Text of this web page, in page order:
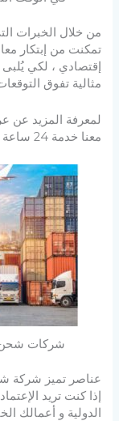
من خلال الخبرات
تمكنت من إبتكار
إقتصادي ، لكي
مثالية تفوق
لمعرفة المزيد عن
معنا خدمة 24 ساعة :
شركات شحن
عناصر تميز شركة
إذا كنت تريد
الدولية و أعمالك